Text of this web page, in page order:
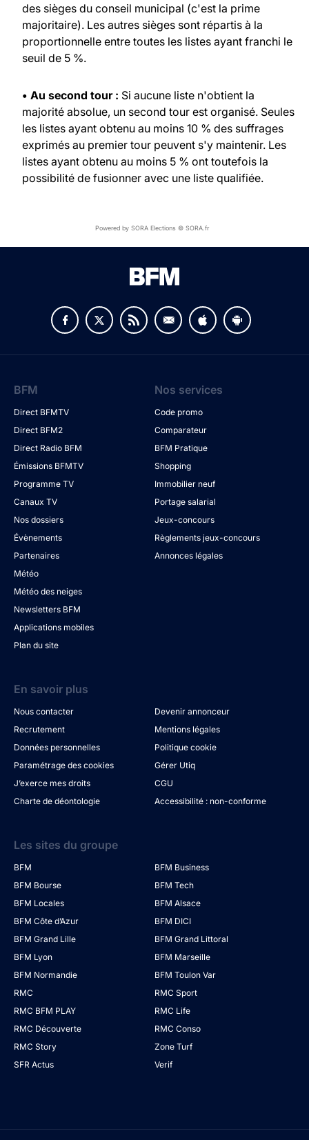
des sièges du conseil municipal (c'est la prime
majoritaire). Les autres sièges sont répartis à la
proportionnelle entre toutes les listes ayant franchi le
seuil de 5 %.
• Au second tour : Si aucune liste n'obtient la
majorité absolue, un second tour est organisé. Seules
les listes ayant obtenu au moins 10 % des suffrages
exprimés au premier tour peuvent s'y maintenir. Les
listes ayant obtenu au moins 5 % ont toutefois la
possibilité de fusionner avec une liste qualifiée.
Powered by SORA Elections © SORA.fr
BFM
Direct BFMTV
Direct BFM2
Direct Radio BFM
Émissions BFMTV
Programme TV
Canaux TV
Nos dossiers
Évènements
Partenaires
Météo
Météo des neiges
Newsletters BFM
Applications mobiles
Plan du site
Nos services
Code promo
Comparateur
BFM Pratique
Shopping
Immobilier neuf
Portage salarial
Jeux-concours
Règlements jeux-concours
Annonces légales
En savoir plus
Nous contacter
Devenir annonceur
Recrutement
Mentions légales
Données personnelles
Politique cookie
Paramétrage des cookies
Gérer Utiq
J’exerce mes droits
CGU
Charte de déontologie
Accessibilité : non-conforme
Les sites du groupe
BFM
BFM Business
BFM Bourse
BFM Tech
BFM Locales
BFM Alsace
BFM Côte d’Azur
BFM DICI
BFM Grand Lille
BFM Grand Littoral
BFM Lyon
BFM Marseille
BFM Normandie
BFM Toulon Var
RMC
RMC Sport
RMC BFM PLAY
RMC Life
RMC Découverte
RMC Conso
RMC Story
Zone Turf
SFR Actus
Verif